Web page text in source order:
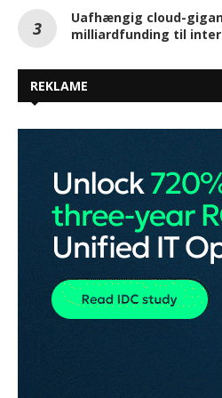
Uafhængig cloud-
milliardfunding til
REKLAME